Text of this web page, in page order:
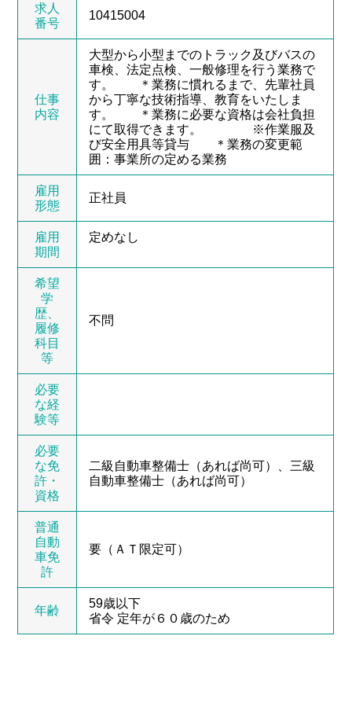
求人
番号
10415004
仕事
内容
大型から小型までのトラック及びバスの
車検、法定点検、一般修理を行う業務で
す。 ＊業務に慣れるまで、先輩社員
から丁寧な技術指導、教育をいたしま
す。 ＊業務に必要な資格は会社負担
にて取得できます。 ※作業服及
び安全用具等貸与 ＊業務の変更範
囲：事業所の定める業務
雇用
形態
正社員
雇用
期間
定めなし
希望
学
歴、
履修
科目
等
不問
必要
な経
験等
必要
な免
許・
資格
二級自動車整備士（あれば尚可）、三級
自動車整備士（あれば尚可）
普通
自動
車免
許
要（ＡＴ限定可）
年齢
59歳以下
省令 定年が６０歳のため